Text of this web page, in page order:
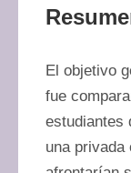
El objetivo
fue
estudiantes
una privada